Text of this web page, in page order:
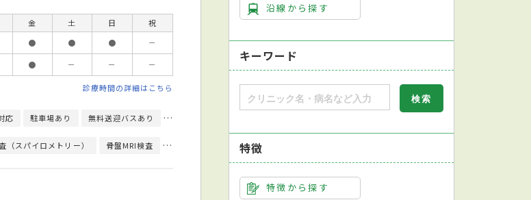
金 土 日
祝
● ● ●
－
● － － －
診療時間の詳細はこちら
応 駐車場あり 無料送迎バスあり 予約可
（スパイロメトリー） 骨盤MRI検査 骨密度検査 骨量測定
沿線から探す
キーワード
特徴
特徴から探す